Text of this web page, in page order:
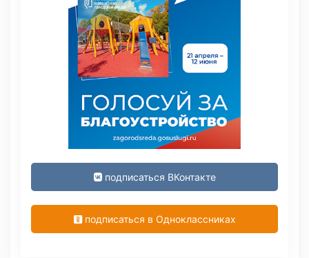
подписаться ВКонтакте
подписаться в Одноклассниках